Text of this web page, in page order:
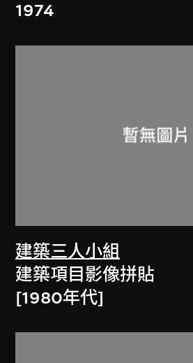
1974
建築三人小組
建築項目影像拼貼
[1980年代]